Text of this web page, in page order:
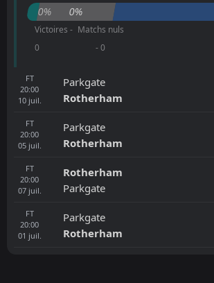
0% 0%
Victoires -
0
Matchs nuls
- 0
FT
20:00
10 juil.
Parkgate
Rotherham
FT
20:00
05 juil.
Parkgate
Rotherham
FT
20:00
07 juil.
Rotherham
Parkgate
FT
20:00
01 juil.
Parkgate
Rotherham